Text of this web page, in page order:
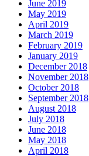
June 2019
May 2019
April 2019
March 2019
February 2019
January 2019
December 2018
November 2018
October 2018
September 2018
August 2018
July 2018
June 2018
May 2018
April 2018